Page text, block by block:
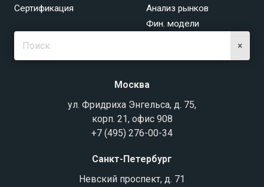
Сертификация
Анализ рынков
Фин. модели
×
Москва
ул. Фридриха Энгельса, д. 75,
корп. 21, офис 908
+7 (495) 276-00-34
Санкт-Петербург
Невский проспект, д. 71